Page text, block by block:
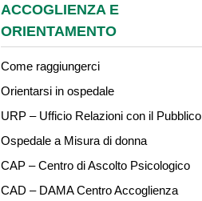
ACCOGLIENZA E
ORIENTAMENTO
Come raggiungerci
Orientarsi in ospedale
URP – Ufficio Relazioni con il Pubblico
Ospedale a Misura di donna
CAP – Centro di Ascolto Psicologico
CAD – DAMA Centro Accoglienza